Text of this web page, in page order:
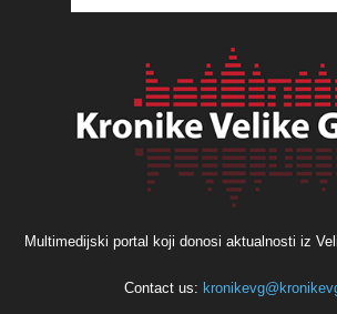
Multimedijski portal koji donosi aktualnosti iz
Contact us: